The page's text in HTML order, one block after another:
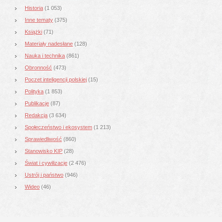
Historia (1 053)
Inne tematy (375)
Książki (71)
Materiały nadesłane (128)
Nauka i technika (861)
Obronność (473)
Poczet inteligencji polskiej (15)
Polityka (1 853)
Publikacje (87)
Redakcja (3 634)
Społeczeństwo i ekosystem (1 213)
Sprawiedliwość (860)
Stanowisko KIP (28)
Świat i cywilizacje (2 476)
Ustrój i państwo (946)
Wideo (46)